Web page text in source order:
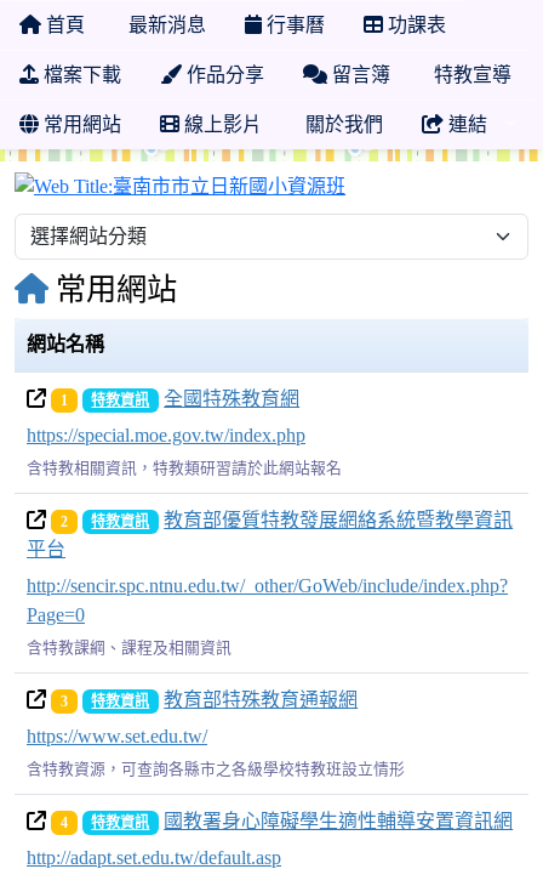
首頁 最新消息 行事曆 功課表
檔案下載 作品分享 留言簿 特教宣導
常用網站 線上影片 關於我們 連結
常用網站
網站名稱
1 特教資訊
全國特殊教育網
https://special.moe.gov.tw/index.php
含特教相關資訊，特教類研習請於此網站報名
2 特教資訊
教育部優質特教發展網絡系統暨教學資訊
平台
http://sencir.spc.ntnu.edu.tw/_other/GoWeb/include/index.php?
Page=0
含特教課綱、課程及相關資訊
3 特教資訊
教育部特殊教育通報網
https://www.set.edu.tw/
含特教資源，可查詢各縣市之各級學校特教班設立情形
4 特教資訊
國教署身心障礙學生適性輔導安置資訊網
http://adapt.set.edu.tw/default.asp